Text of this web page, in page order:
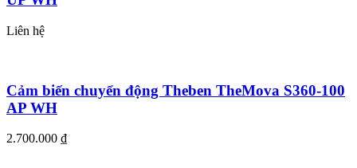
Liên hệ
Cảm biến chuyển động Theben TheMova S360-100
AP WH
2.700.000 ₫